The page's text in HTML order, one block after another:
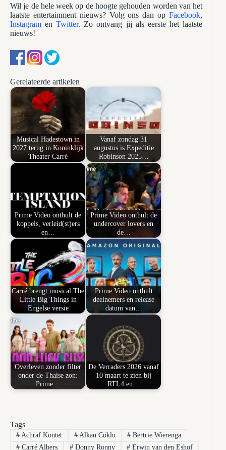
Wil je de hele week op de hoogte gehouden worden van het
laatste entertainment nieuws? Volg ons dan opFacebook,
InstagramenTwitter. Zo ontvang jij als eerste het laatste
nieuws!
Gerelateerde artikelen
Musical Hadestown in
2027 terug in Koninklijk
Theater Carré
Vanaf zondag 31
augustus is Expeditie
Robinson 2025…
Prime Video onthult de
koppels, verleid(st)ers
en…
Prime Video onthult de
undercover lovers en
de…
Carré brengt musical The
Little Big Things in
Engelse versie
Prime Video onthult
deelnemers en release
datum van…
Overleven zonder filter
onder de Thaise zon:
Prime…
De Verraders 2026 vanaf
10 maart te zien bij
RTL4 en…
Tags
#Achraf Koutet #Alkan Cöklu # Bertrie Wierenga
#Carré Albers #Donny Ronny # Erwin van den Eshof